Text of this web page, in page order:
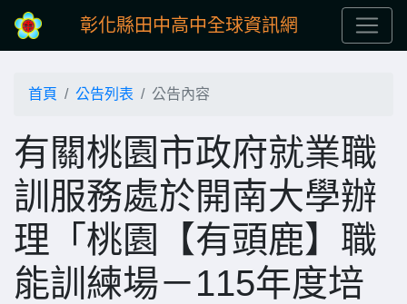
彰化縣田中高中全球資訊網
首頁 公告列表 公告內容
有關桃園市政府就業職
訓服務處於開南大學辦
理「桃園【有頭鹿】職
能訓練場－115年度培